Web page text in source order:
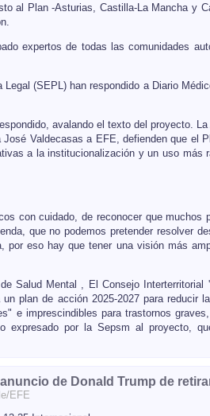
al Plan -Asturias, Castilla-La Mancha y
expertos de todas las comunidades
(SEPL) han respondido a Diario
avalando el texto del proyecto.
Valdecasas a EFE, defienden que el
a la institucionalización y un uso
con cuidado, de reconocer que
que no podemos pretender resolver
eso hay que tener una visión más
Salud Mental , El Consejo
plan de acción 2025-2027 para reducir
e imprescindibles para trastornos
expresado por la Sepsm al proyecto,
de Donald Trump de
EFE